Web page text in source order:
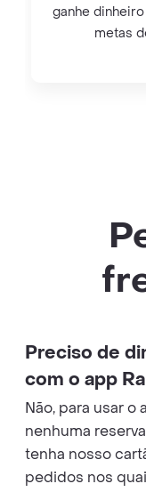
ganhe
metas
Preciso de
com o app
Não, para usar
nenhuma
tenha nosso
pedidos nos